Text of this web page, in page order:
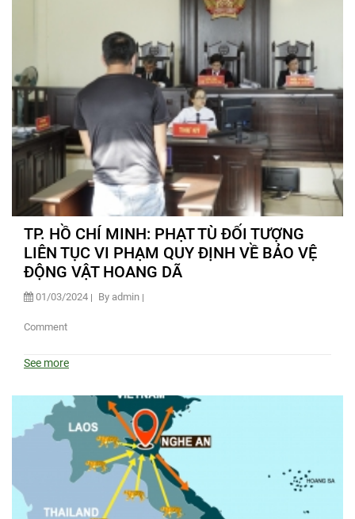
TP. HỒ CHÍ MINH: PHẠT TÙ ĐỐI TƯỢNG
LIÊN TỤC VI PHẠM QUY ĐỊNH VỀ BẢO VỆ
ĐỘNG VẬT HOANG DÃ
01/03/2024 By admin
Comment
See more